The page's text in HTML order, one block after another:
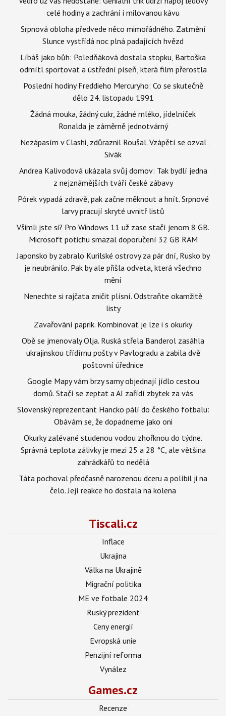
celé hodiny a zachrání i milovanou kávu
Srpnová obloha předvede něco mimořádného. Zatmění
Slunce vystřídá noc plná padajících hvězd
Líbáš jako bůh: Poledňáková dostala stopku, Bartoška
odmítl sportovat a ústřední píseň, která film přerostla
Poslední hodiny Freddieho Mercuryho: Co se skutečně
dělo 24. listopadu 1991
Žádná mouka, žádný cukr, žádné mléko, jídelníček
Ronalda je záměrně jednotvárný
Nezápasím v Clashi, zdůraznil Roušal. Vzápětí se ozval
Sivák
Andrea Kalivodová ukázala svůj domov: Tak bydlí jedna
z nejznámějších tváří české zábavy
Pórek vypadá zdravě, pak začne měknout a hnít. Srpnové
larvy pracují skryté uvnitř listů
Všimli jste si? Pro Windows 11 už zase stačí jenom 8 GB.
Microsoft potichu smazal doporučení 32 GB RAM
Japonsko by zabralo Kurilské ostrovy za pár dní, Rusko by
je neubránilo. Pak by ale přišla odveta, která všechno
mění
Nenechte si rajčata zničit plísní. Odstraňte okamžitě
listy
Zavařování paprik. Kombinovat je lze i s okurky
Obě se jmenovaly Olja. Ruská střela Banderol zasáhla
ukrajinskou třídírnu pošty v Pavlogradu a zabila dvě
poštovní úřednice
Google Mapy vám brzy samy objednají jídlo cestou
domů. Stačí se zeptat a AI zařídí zbytek za vás
Slovenský reprezentant Hancko pálí do českého fotbalu:
Obávám se, že dopadneme jako oni
Okurky zalévané studenou vodou zhořknou do týdne.
Správná teplota zálivky je mezi 25 a 28 °C, ale většina
zahrádkářů to nedělá
Táta pochoval předčasně narozenou dceru a políbil ji na
čelo. Její reakce ho dostala na kolena
Tiscali.cz
Inflace
Ukrajina
Válka na Ukrajině
Migrační politika
ME ve fotbale 2024
Ruský prezident
Ceny energií
Evropská unie
Penzijní reforma
Vynález
Games.cz
Recenze